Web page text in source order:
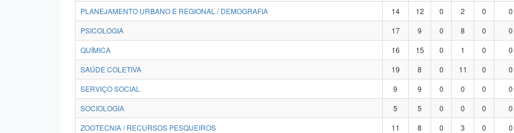
PLANEJAMENTO URBANO E REGIONAL / DEMOGRAFIA
14 12 0 2 0 0
PSICOLOGIA
17 9 0 8 0 0
QUÍMICA
16 15 0 1 0 0
SAÚDE COLETIVA
19 8 0 11 0 0
SERVIÇO SOCIAL
9 9 0 0 0 0
SOCIOLOGIA
5 5 0 0 0 0
ZOOTECNIA / RECURSOS PESQUEIROS
11 8 0 3 0 0